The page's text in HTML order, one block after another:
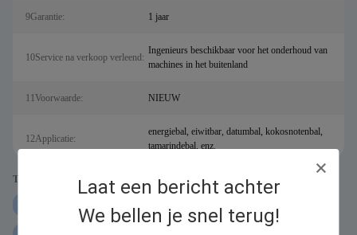
Laat een bericht achter
We bellen je snel terug!
9Garantie: 1 jaar
10Service na verkoop verleend:
Ingenieurs beschikbaar voor het onderhoud van
machines in het buitenland
11Voorwaarde: NIEUW
12Applicatie:
energiebal, eiwitbar, datumbal, kokosnotenbal,
tamarindebal, enz.
Tags: